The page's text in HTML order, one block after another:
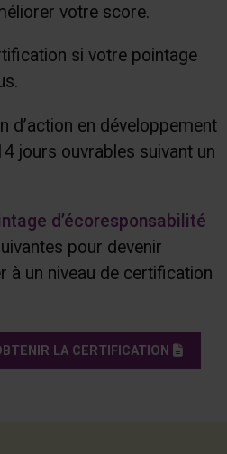
votre score.
si votre pointage
d’action en développement
jours ouvrables suivant un
d’écoresponsabilité
pour devenir
à un niveau de certification
LA CERTIFICATION (PDF)